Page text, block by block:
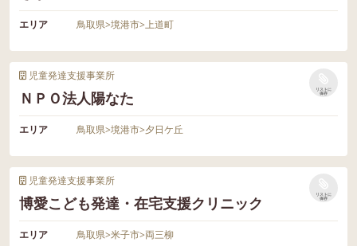
エリア 鳥取県>境港市>上道町
児童発達支援事業所
ＮＰＯ法人陽なた
リストに
保存
エリア 鳥取県>境港市>夕日ケ丘
児童発達支援事業所
博愛こども発達・在宅支援クリニック
リストに
保存
エリア 鳥取県>米子市>両三柳